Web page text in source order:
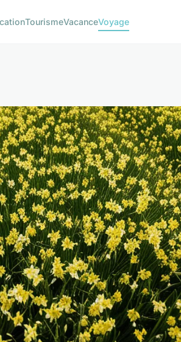
TourismeVacanceVoyage